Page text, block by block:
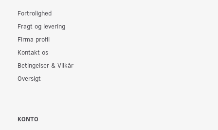
Fortrolighed
Fragt og levering
Firma profil
Kontakt os
Betingelser & Vilkår
Oversigt
KONTO